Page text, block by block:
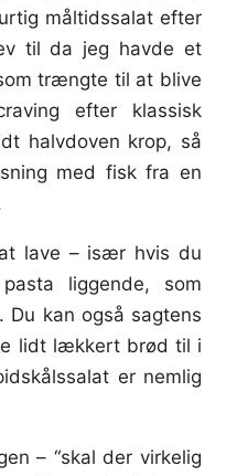
måltidssalat efter
til da jeg havde et
trængte til at blive
efter klassisk
halvdoven krop, så
med fisk fra en
lave – især hvis du
liggende, som
kan også sagtens
lidt lækkert brød til i
er nemlig
– “skal der virkelig